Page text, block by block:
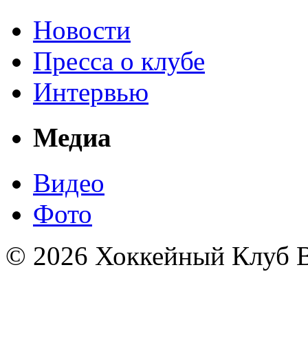
Новости
Пресса о клубе
Интервью
Медиа
Видео
Фото
© 2026 Хоккейный Клуб